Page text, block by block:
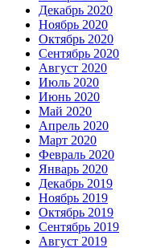
Декабрь 2020
Ноябрь 2020
Октябрь 2020
Сентябрь 2020
Август 2020
Июль 2020
Июнь 2020
Май 2020
Апрель 2020
Март 2020
Февраль 2020
Январь 2020
Декабрь 2019
Ноябрь 2019
Октябрь 2019
Сентябрь 2019
Август 2019